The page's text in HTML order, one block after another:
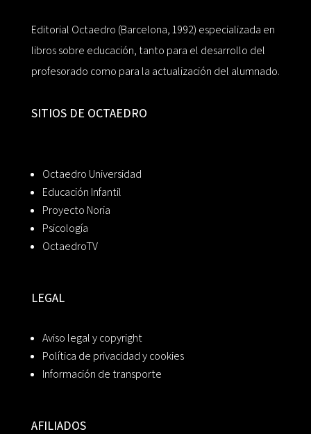
Editorial Octaedro (Barcelona, 1992) especializada en
libros sobre educación, tanto para el desarrollo del
profesorado como para la actualización del alumnado.
SITIOS DE OCTAEDRO
Octaedro Universidad
Educación Infantil
Proyecto Noria
Psicología
OctaedroTV
LEGAL
Aviso legal y copyright
Política de privacidad y cookies
Información de transporte
AFILIADOS